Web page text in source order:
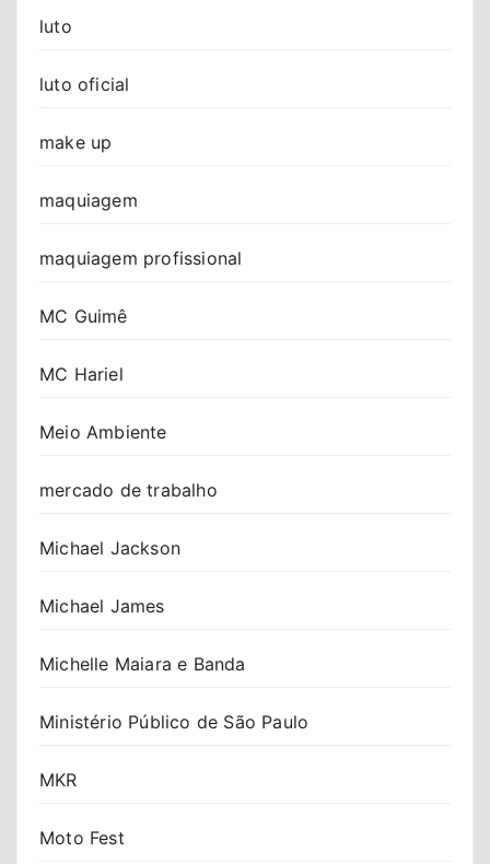
luto
luto oficial
make up
maquiagem
maquiagem profissional
MC Guimê
MC Hariel
Meio Ambiente
mercado de trabalho
Michael Jackson
Michael James
Michelle Maiara e Banda
Ministério Público de São Paulo
MKR
Moto Fest